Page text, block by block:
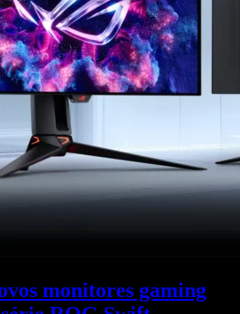
monitores gaming